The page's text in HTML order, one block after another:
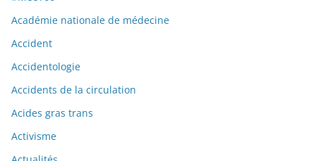
Académie nationale de médecine
Accident
Accidentologie
Accidents de la circulation
Acides gras trans
Activisme